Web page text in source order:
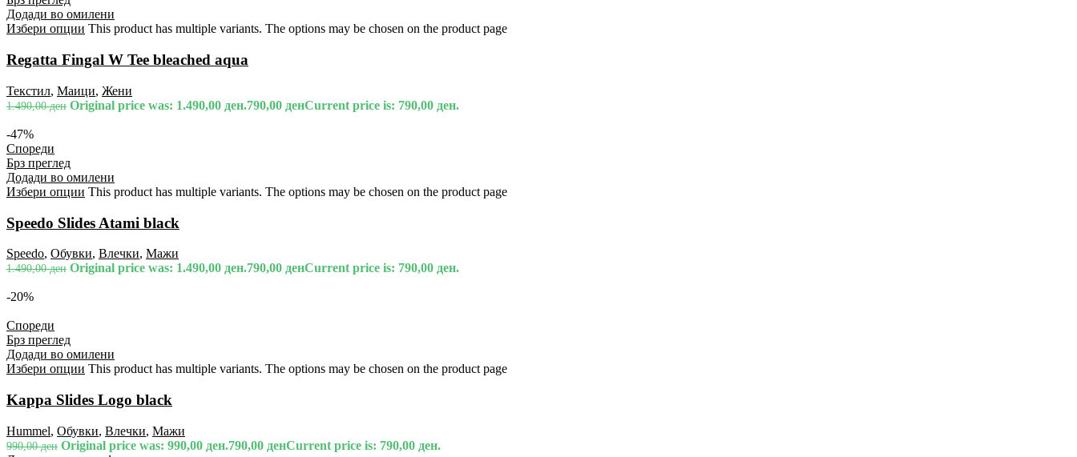
Додади во омилени
Избери опции This product has multiple variants. The options may be chosen on the product page
Regatta Fingal W Tee bleached aqua
Текстил, Маици, Жени
1.490,00ден Original price was: 1.490,00 ден.790,00 денCurrent price is: 790,00 ден.
-47%
Спореди
Брз преглед
Додади во омилени
Избери опции This product has multiple variants. The options may be chosen on the product page
Speedo Slides Atami black
Speedo, Обувки, Влечки, Мажи
1.490,00ден Original price was: 1.490,00 ден.790,00 денCurrent price is: 790,00 ден.
-20%
Спореди
Брз преглед
Додади во омилени
Избери опции This product has multiple variants. The options may be chosen on the product page
Kappa Slides Logo black
Hummel, Обувки, Влечки, Мажи
990,00ден Original price was: 990,00 ден.790,00 денCurrent price is: 790,00 ден.